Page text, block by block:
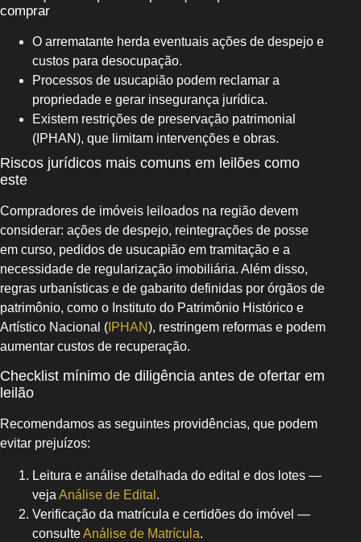
comprar
O arrematante herda eventuais ações de despejo e
custos para desocupação.
Processos de usucapião podem reclamar a
propriedade e gerar insegurança jurídica.
Existem restrições de preservação patrimonial
(IPHAN), que limitam intervenções e obras.
Riscos jurídicos mais comuns em leilões como
este
Compradores de imóveis leiloados na região devem
considerar: ações de despejo, reintegrações de posse
em curso, pedidos de usucapião em tramitação e a
necessidade de regularização imobiliária. Além disso,
regras urbanísticas e de gabarito definidas por órgãos de
patrimônio, como o Instituto do Patrimônio Histórico e
Artístico Nacional ( IPHAN), restringem reformas e podem
aumentar custos de recuperação.
Checklist mínimo de diligência antes de ofertar em
leilão
Recomendamos as seguintes providências, que podem
evitar prejuízos:
Leitura e análise detalhada do edital e dos lotes —
veja Análise de Edital .
Verificação da matrícula e certidões do imóvel —
consulteAnálise de Matrícula.